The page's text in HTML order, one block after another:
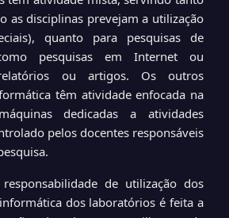
as disciplinas prevejam a utilização
quanto para pesquisas de
pesquisas em Internet ou
ou artigos. Os outros
têm atividade enfocada na
dedicadas a atividades
pelos docentes responsáveis
de utilização dos
dos laboratórios é feita a